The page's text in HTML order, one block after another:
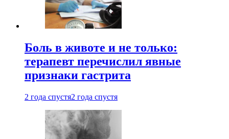
Боль в животе и не только:
терапевт перечислил явные
признаки гастрита
2 года спустя2 года спустя